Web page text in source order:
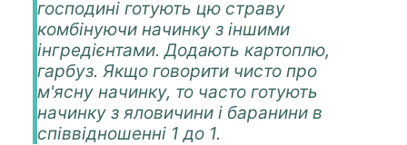
господині готують цю страву
комбінуючи начинку з іншими
інгредієнтами. Додають картоплю,
гарбуз. Якщо говорити чисто про
м'ясну начинку, то часто готують
начинку з яловичини і баранини в
співвідношенні 1 до 1.